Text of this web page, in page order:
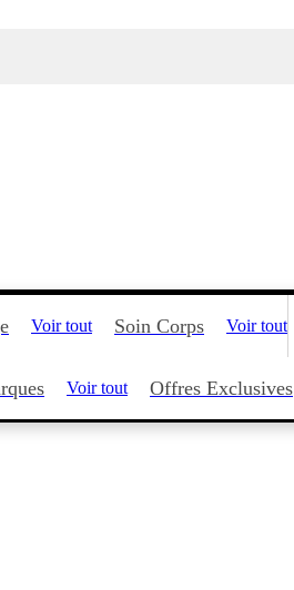
neuve
Voir tout Soin Corps Voir tout
Voir tout Offres Exclusives